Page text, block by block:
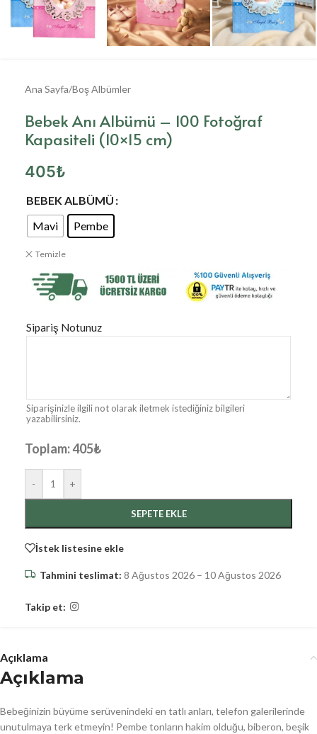
Ana Sayfa/Boş Albümler
Bebek Anı Albümü – 100 Fotoğraf
Kapasiteli (10×15 cm)
405₺
BEBEK ALBÜMÜ
Mavi
Pembe
Temizle
Sipariş Notunuz
Siparişinizle ilgili not olarak iletmek istediğiniz bilgileri
yazabilirsiniz.
Toplam:405₺
- +
SEPETE EKLE
İstek listesine ekle
Tahmini teslimat: 8 Ağustos 2026 – 10 Ağustos 2026
Takip et:
Açıklama
Açıklama
Bebeğinizin büyüme serüvenindeki en tatlı anları, telefon galerilerinde
unutulmaya terk etmeyin! Pembe tonların hakim olduğu, biberon, beşik